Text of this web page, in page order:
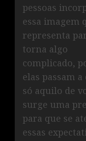
pessoas
essa imagem
representa
torna algo
complicado,
elas passam
só aquilo de
surge uma
para que se
essas